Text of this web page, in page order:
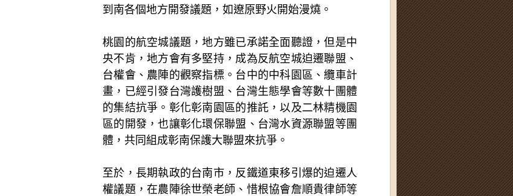
到南各個地方開發議題，如遼原野火開始漫燒。
桃園的航空城議題，地方雖已承諾全面聽證，但是中
央不肯，地方會有多堅持，成為反航空城迫遷聯盟、
台權會、農陣的觀察指標。台中的中科園區、纜車計
畫，已經引發台灣護樹盟、台灣生態學會等數十團體
的集結抗爭。彰化彰南園區的推託，以及二林精機園
區的開發，也讓彰化環保聯盟、台灣水資源聯盟等團
體，共同組成彰南保護大聯盟來抗爭。
至於，長期執政的台南市，反鐵道東移引爆的迫遷人
權議題，在農陣徐世榮老師、惜根協會詹順貴律師等